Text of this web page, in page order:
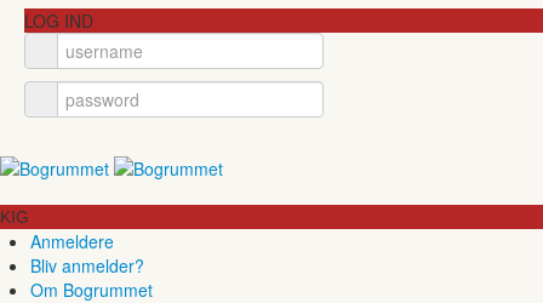
LOG IND
KIG
Anmeldere
Bliv anmelder?
Om Bogrummet